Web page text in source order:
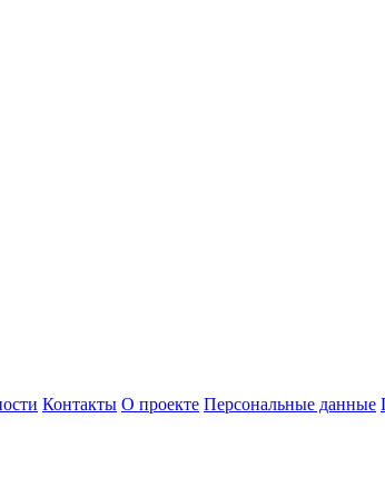
Контакты О проекте Персональные данные